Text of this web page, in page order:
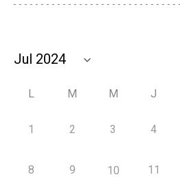
L M M J
1 2 3 4
8 9 10 11